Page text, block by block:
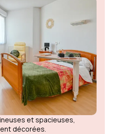
et spacieuses,
décorées.